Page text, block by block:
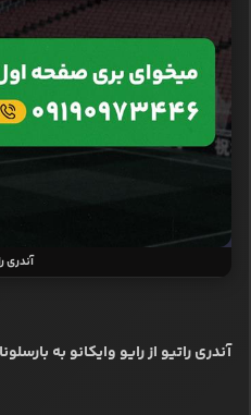
آندری
آندری راتیو از رایو وایکانو به بارسلونا